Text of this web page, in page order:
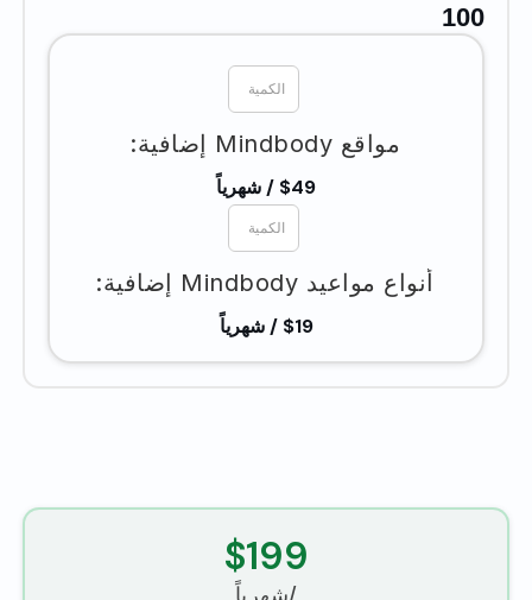
100
مواقع Mindbody إضافية:
$49 / شهرياً
أنواع مواعيد Mindbody إضافية:
$19 / شهرياً
$199
/شهرياً